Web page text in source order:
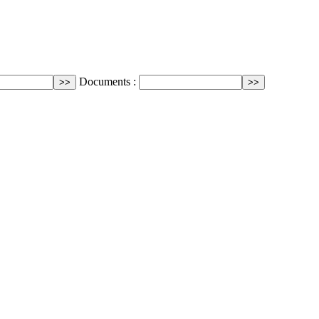
Documents :